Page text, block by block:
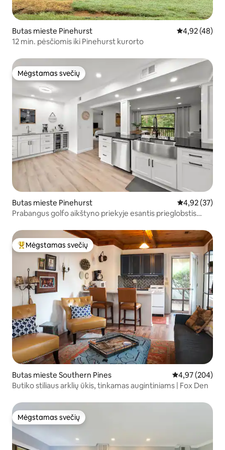
Butas mieste Pinehurst Vidutinis
4,92 (48)
12 min. pėsčiomis iki Pinehurst kurorto
Mėgstamas svečių
Mėgstamas svečių
Butas mieste Pinehurst Vidutinis
4,92 (37)
Prabangus golfo aikštyno priekyje esantis prieglobstis
Svečių mėgstamiausias
Mėgstamas svečių
Butas mieste Southern Pines Vidutinis
4,97 (204)
Butiko stiliaus arklių ūkis, tinkamas augintiniams | Fox Den
Mėgstamas svečių
Mėgstamas svečių